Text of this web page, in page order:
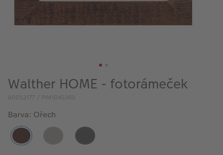
Walther HOME - fotorámeček
80053177 / PIM1045369
Barva: Ořech